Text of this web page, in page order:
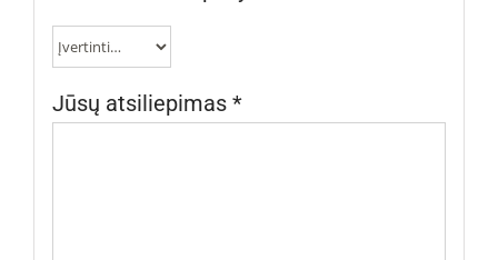
Jūsų atsiliepimas *